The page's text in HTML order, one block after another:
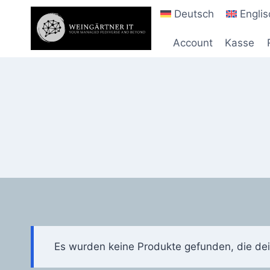
springen
Deutsch
Account Kasse
Es wurden keine Produkte gefunden, die